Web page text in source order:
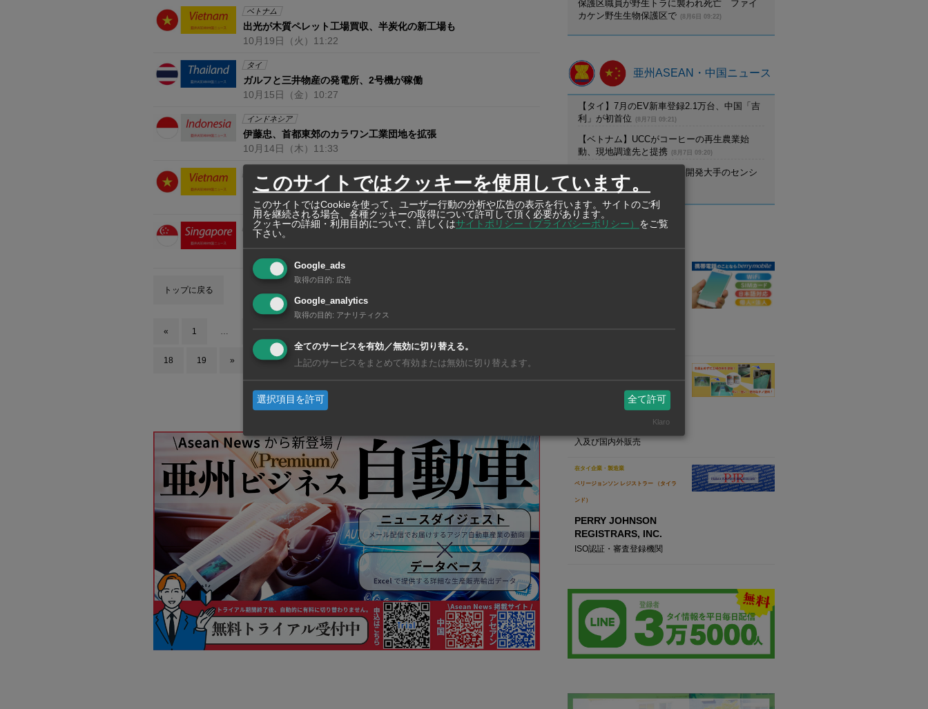
ベトナム
出光が木質ペレット工場買収、半炭化の新工場も
10月19日 （火） 11:22
タイ
ガルフと三井物産の発電所、2号機が稼働
10月15日 （金） 10:27
インドネシア
伊藤忠、首都東郊のカラワン工業団地を拡張
10月14日 （木） 11:33
阪急阪神不動産とCRE、ハノイ近郊に倉庫建設
10月1日（金）12:21
シンガポール
武田薬品、CO2ゼロの建物設置
9月30日（木）
トップに戻る
« 1 … 9 10 11 12 13 14 15 16 17
18 19 »
保護区職員が野生トラに襲われ死亡 ファイ
カケン野生生物保護区で
(8月6日 09:22)
亜州ASEAN・中国ニュース
【タイ】7月のEV新車登録2.1万台、中国「吉
利」が初首位
(8月7日 09:21)
【ベトナム】UCCがコーヒーの再生農業始
動、現地調達先と提携
(8月7日 09:20)
【タイ】野村不動産、住宅開発大手のセンシ
リと合弁設立
GSI CREOS
(THAILAND) CO., LTD.
繊維原料・繊維製品の加工及
び輸出、塗料・化成品等の輸
入及び国内外販売
在タイ企業・製造業
ペリージョンソン レジストラー （タイラ
ンド）
PERRY JOHNSON
REGISTRARS, INC.
ISO認証・審査登録機関
このサイトではクッキーを使用しています。
このサイトではCookieを使って、ユーザー行動の分析や広告の表示を行います。サイトのご利
用を継続される場合、各種クッキーの取得について許可して頂く必要があります。
クッキーの詳細・利用目的について、詳しくはサイトポリシー（プライバシーポリシー） をご覧
下さい。
Google_ads
取得の目的: 広告
Google_analytics
取得の目的: アナリティクス
全てのサービスを有効／無効に切り替える。
上記のサービスをまとめて有効または無効に切り替えます。
選択項目を許可 全て許可
Klaro